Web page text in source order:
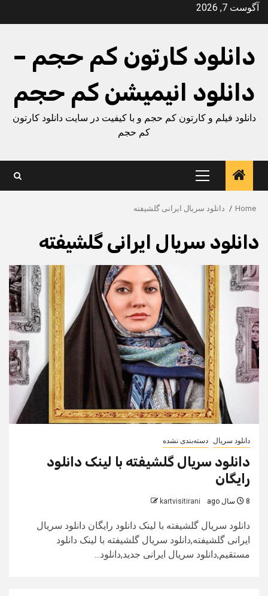
Skipآگوست 7, 2026
دانلود کارتون کم حجم –
دانلود انیمیشن کم حجم
دانلود فیلم و کارتون کم حجم و با کیفیت در سایت دانلود کارتون
کم حجم
Primary
Menu
Home دانلود سریال ایرانی گلشیفته
دانلود سریال ایرانی گلشیفته
دانلود سریال دسته‌بندی نشده
دانلود سریال گلشیفته با لینک دانلود
رایگان
8 سال ago kartvisitirani
دانلود سریال گلشیفته با لینک دانلود رایگان دانلود سریال
ایرانی گلشیفته,دانلود سریال گلشیفته با لینک دانلود
مستقیم,دانلود سریال ایرانی جدید,دانلود...